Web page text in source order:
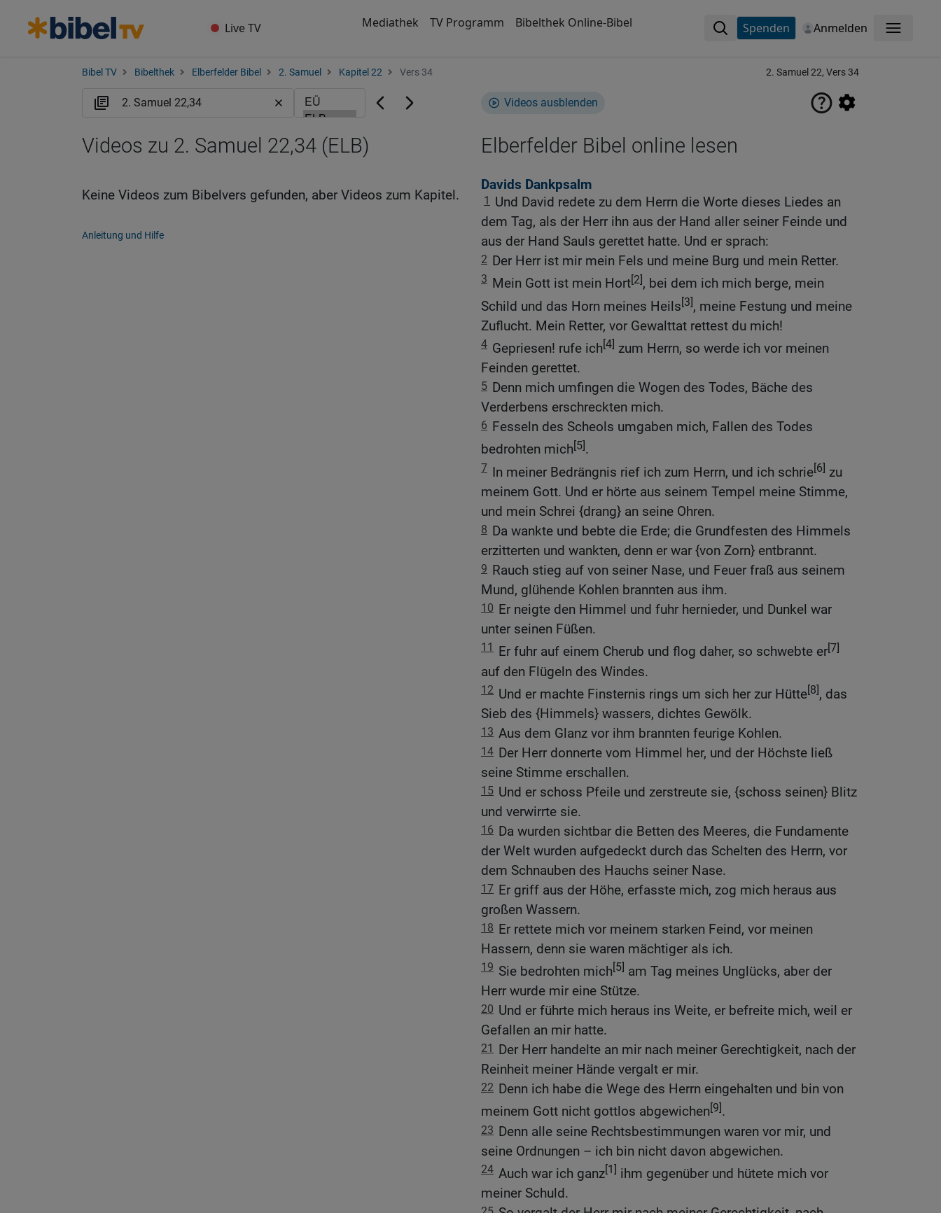
Live TV Mediathek TV Programm Bibelthek Online-Bibel Spenden Anmelden Menü
Bibel TV Bibelthek Elberfelder Bibel 2. Samuel Kapitel 22 Vers 34 2. Samuel 22, Vers 34
Videos ausblenden
Elberfelder Bibel online lesen
Davids Dankpsalm
1
Und David redete zu dem Herrn die Worte dieses Liedes an
dem Tag, als der Herr ihn aus der Hand aller seiner Feinde und
aus der Hand Sauls gerettet hatte. Und er sprach:
2 Der Herr ist mir mein Fels und meine Burg und mein Retter.
3 Mein Gott ist mein Hort[2], bei dem ich mich berge, mein
Schild und das Horn meines Heils[3], meine Festung und meine
Zuflucht. Mein Retter, vor Gewalttat rettest du mich!
4 Gepriesen! rufe ich[4] zum Herrn, so werde ich vor meinen
Feinden gerettet.
5 Denn mich umfingen die Wogen des Todes, Bäche des
Verderbens erschreckten mich.
6 Fesseln des Scheols umgaben mich, Fallen des Todes
bedrohten mich[5].
7 In meiner Bedrängnis rief ich zum Herrn, und ich schrie[6] zu
meinem Gott. Und er hörte aus seinem Tempel meine Stimme,
und mein Schrei {drang} an seine Ohren.
8 Da wankte und bebte die Erde; die Grundfesten des Himmels
erzitterten und wankten, denn er war {von Zorn} entbrannt.
9 Rauch stieg auf von seiner Nase, und Feuer fraß aus seinem
Mund, glühende Kohlen brannten aus ihm.
10 Er neigte den Himmel und fuhr hernieder, und Dunkel war
unter seinen Füßen.
11 Er fuhr auf einem Cherub und flog daher, so schwebte er[7]
auf den Flügeln des Windes.
12 Und er machte Finsternis rings um sich her zur Hütte[8], das
Sieb des {Himmels} wassers, dichtes Gewölk.
13 Aus dem Glanz vor ihm brannten feurige Kohlen.
14 Der Herr donnerte vom Himmel her, und der Höchste ließ
seine Stimme erschallen.
15 Und er schoss Pfeile und zerstreute sie, {schoss seinen} Blitz
und verwirrte sie.
16 Da wurden sichtbar die Betten des Meeres, die Fundamente
der Welt wurden aufgedeckt durch das Schelten des Herrn, vor
dem Schnauben des Hauchs seiner Nase.
17 Er griff aus der Höhe, erfasste mich, zog mich heraus aus
großen Wassern.
18 Er rettete mich vor meinem starken Feind, vor meinen
Hassern, denn sie waren mächtiger als ich.
19 Sie bedrohten mich[5] am Tag meines Unglücks, aber der
Herr wurde mir eine Stütze.
20 Und er führte mich heraus ins Weite, er befreite mich, weil er
Gefallen an mir hatte.
21
Der Herr handelte an mir nach meiner Gerechtigkeit, nach der
Reinheit meiner Hände vergalt er mir.
22 Denn ich habe die Wege des Herrn eingehalten und bin von
meinem Gott nicht gottlos abgewichen[9].
23 Denn alle seine Rechtsbestimmungen waren vor mir, und
seine Ordnungen – ich bin nicht davon abgewichen.
24 Auch war ich ganz[1] ihm gegenüber und hütete mich vor
meiner Schuld.
Videos zu 2. Samuel 22,34 (ELB)
Keine Videos zum Bibelvers gefunden, aber Videos zum Kapitel.
Anleitung und Hilfe